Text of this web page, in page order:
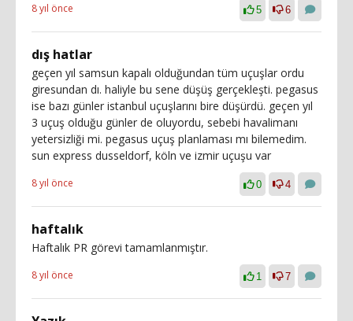
8 yıl önce 5 6
dış hatlar
geçen yıl samsun kapalı olduğundan tüm uçuşlar ordu
giresundan dı. haliyle bu sene düşüş gerçekleşti. pegasus
ise bazı günler istanbul uçuşlarını bire düşürdü. geçen yıl
3 uçuş olduğu günler de oluyordu, sebebi havalimanı
yetersizliği mi. pegasus uçuş planlaması mı bilemedim.
sun express dusseldorf, köln ve izmir uçuşu var
8 yıl önce 0 4
haftalık
Haftalık PR görevi tamamlanmıştır.
8 yıl önce 1 7